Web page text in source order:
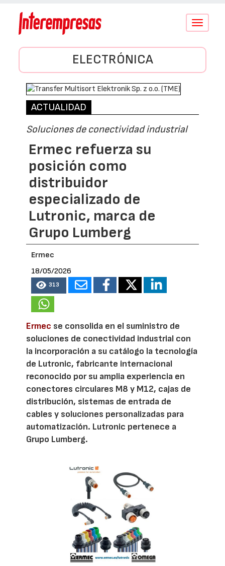
Conmutar
ELECTRÓNICA
ACTUALIDAD
Soluciones de conectividad industrial
Ermec refuerza su
posición como
distribuidor
especializado de
Lutronic, marca de
Grupo Lumberg
Ermec
18/05/2026
313
Ermec se consolida en el suministro de
soluciones de conectividad industrial con
la incorporación a su catálogo la tecnología
de Lutronic, fabricante internacional
reconocido por su amplia experiencia en
conectores circulares M8 y M12, cajas de
distribución, sistemas de entrada de
cables y soluciones personalizadas para
automatización. Lutronic pertenece a
Grupo Lumberg.